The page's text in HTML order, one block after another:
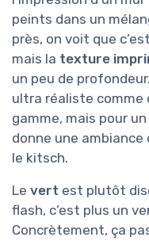
peints dans un
près, on voit que
mais la texture
un peu de
ultra réaliste comme
gamme, mais pour
donne une
le kitsch.
Le vert est plutôt
flash, c’est plus un
Concrètement, ça